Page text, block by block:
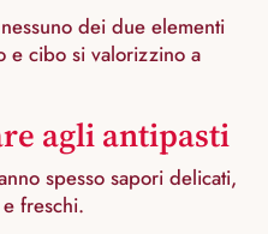
dei due elementi
e cibo si valorizzino a
agli antipasti
spesso sapori delicati,
freschi.